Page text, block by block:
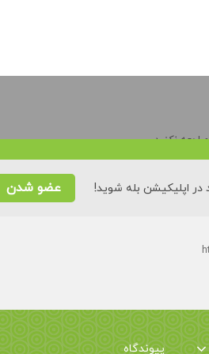
اپلیکیشن بله شوید! عضو شدن
نکنید.
چپ، تک زنگ.
پیوندگاه